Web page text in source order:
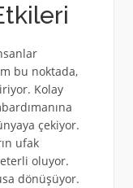
bu noktada,
Kolay
çekiyor.
ufak
oluyor.
dönüşüyor.